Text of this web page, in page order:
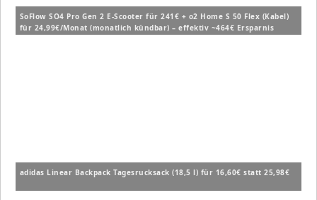
SoFlow SO4 Pro Gen 2 E-Scooter für 241€ + o2 Home S 50 Flex (Kabel)
für 24,99€/Monat (monatlich kündbar) – effektiv ~464€ Ersparnis
adidas Linear Backpack Tagesrucksack (18,5 l) für 16,60€ statt 25,98€